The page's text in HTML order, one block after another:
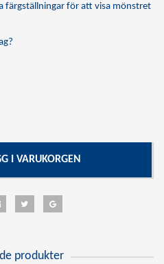
färgställningar för att visa mönstret
I VARUKORGEN
produkter